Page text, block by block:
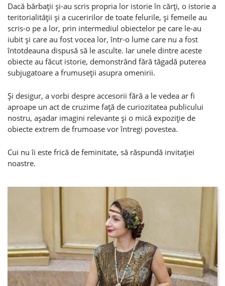
Dacă bărbaţii şi-au scris propria lor istorie în cărţi, o istorie a
teritorialităţii şi a cuceririlor de toate felurile, şi femeile au
scris-o pe a lor, prin intermediul obiectelor pe care le-au
iubit şi care au fost vocea lor, într-o lume care nu a fost
întotdeauna dispusă să le asculte. Iar unele dintre aceste
obiecte au făcut istorie, demonstrând fără tăgadă puterea
subjugatoare a frumuseţii asupra omenirii.
Şi desigur, a vorbi despre accesorii fără a le vedea ar fi
aproape un act de cruzime faţă de curiozitatea publicului
nostru, aşadar imagini relevante şi o mică expoziţie de
obiecte extrem de frumoase vor întregi povestea.
Cui nu îi este frică de feminitate, să răspundă invitaţiei
noastre.